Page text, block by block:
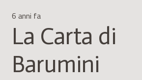
6 anni fa
La Carta di
Barumini